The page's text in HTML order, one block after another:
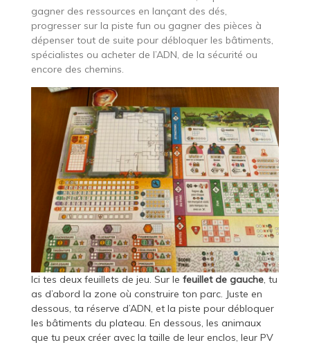
gagner des ressources en lançant des dés,
progresser sur la piste fun ou gagner des pièces à
dépenser tout de suite pour débloquer les bâtiments,
spécialistes ou acheter de l’ADN, de la sécurité ou
encore des chemins.
Ici tes deux feuillets de jeu. Sur le feuillet de gauche, tu
as d’abord la zone où construire ton parc. Juste en
dessous, ta réserve d’ADN, et la piste pour débloquer
les bâtiments du plateau. En dessous, les animaux
que tu peux créer avec la taille de leur enclos, leur PV